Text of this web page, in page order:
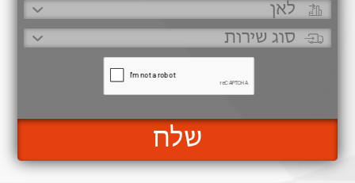
שלח